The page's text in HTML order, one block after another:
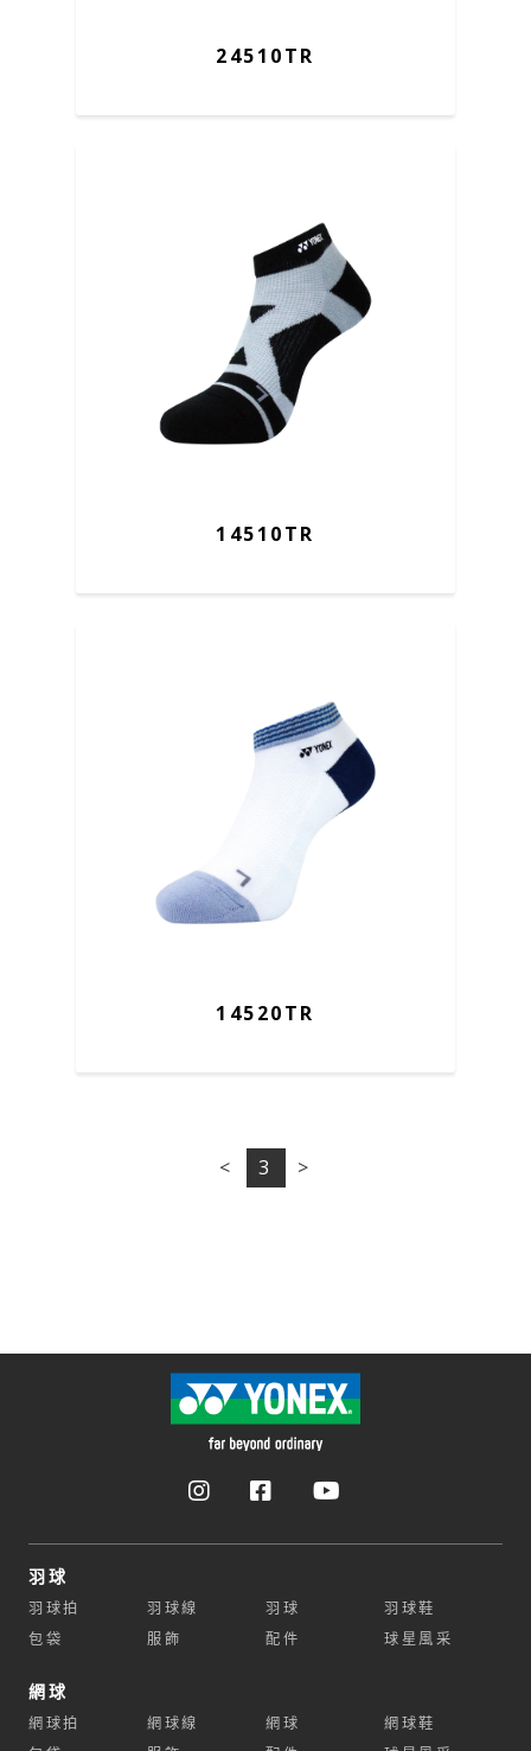
24510TR
14510TR
14520TR
< 3 >
羽球
羽球拍 羽球線 羽球
羽球鞋
包袋
服飾 配件 球星風采
網球
網球拍 網球線 網球
網球鞋